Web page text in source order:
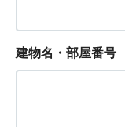
建物名・部屋番号